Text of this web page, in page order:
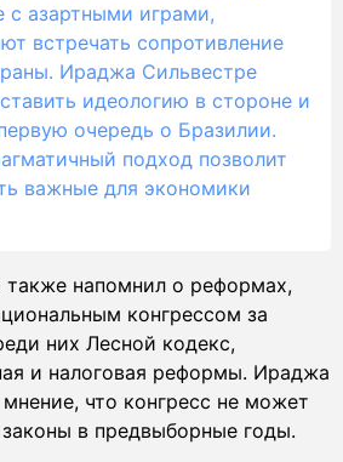
с азартными играми,
встречать сопротивление
Ираджа Сильвестре
идеологию в стороне и
очередь о Бразилии.
подход позволит
важные для экономики
напомнил о реформах,
конгрессом за
них Лесной кодекс,
и налоговая реформы. Ираджа
что конгресс не может
в предвыборные годы.